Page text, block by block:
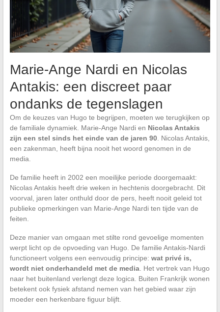
Marie-Ange Nardi en Nicolas
Antakis: een discreet paar
ondanks de tegenslagen
Om de keuzes van Hugo te begrijpen, moeten we terugkijken op
de familiale dynamiek. Marie-Ange Nardi en Nicolas Antakis
zijn een stel sinds het einde van de jaren 90. Nicolas Antakis,
een zakenman, heeft bijna nooit het woord genomen in de
media.
De familie heeft in 2002 een moeilijke periode doorgemaakt:
Nicolas Antakis heeft drie weken in hechtenis doorgebracht. Dit
voorval, jaren later onthuld door de pers, heeft nooit geleid tot
publieke opmerkingen van Marie-Ange Nardi ten tijde van de
feiten.
Deze manier van omgaan met stilte rond gevoelige momenten
werpt licht op de opvoeding van Hugo. De familie Antakis-Nardi
functioneert volgens een eenvoudig principe: wat privé is,
wordt niet onderhandeld met de media. Het vertrek van Hugo
naar het buitenland verlengt deze logica. Buiten Frankrijk wonen
betekent ook fysiek afstand nemen van het gebied waar zijn
moeder een herkenbare figuur blijft.